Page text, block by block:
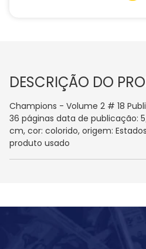
DESCRIÇÃO DO
Champions - Volume 2 # 18
36 páginas data de publicação:
cm, cor: colorido, origem:
produto usado